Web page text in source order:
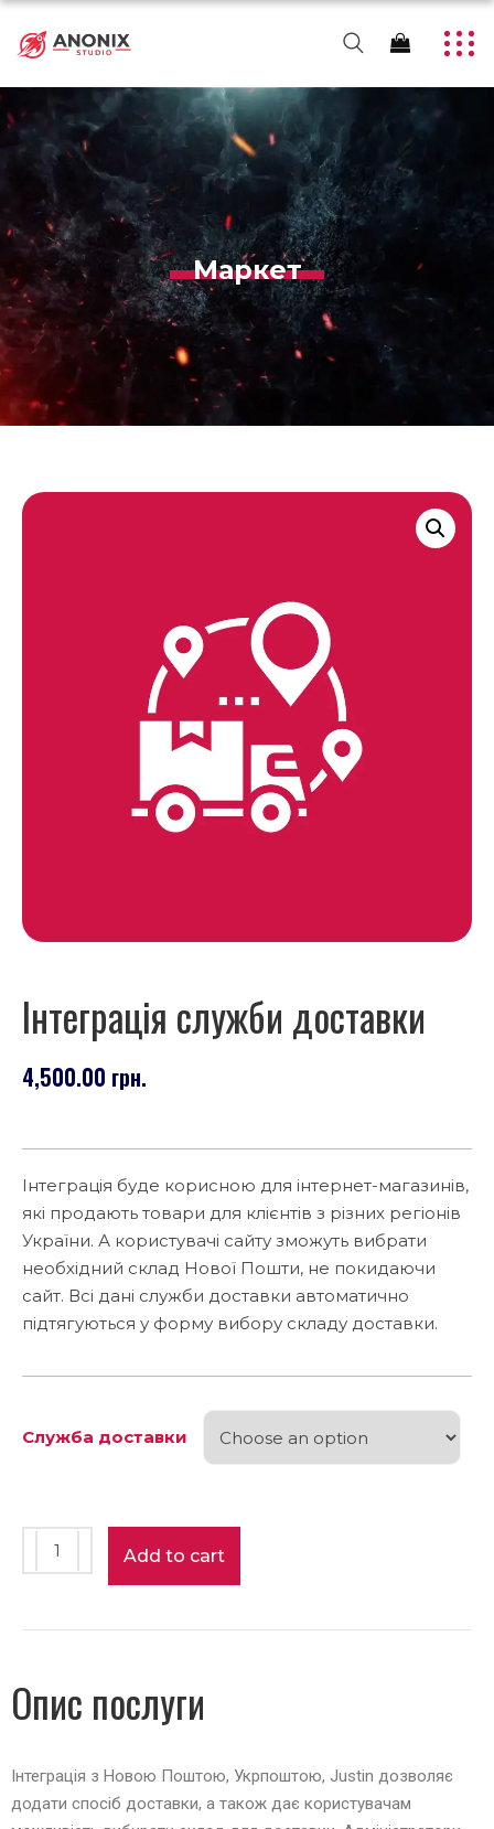
Маркет
Інтеграція служби доставки
4,500.00 грн.
Інтеграція буде корисною для інтернет-магазинів,
які продають товари для клієнтів з різних регіонів
України. А користувачі сайту зможуть вибрати
необхідний склад Нової Пошти, не покидаючи
сайт. Всі дані служби доставки автоматично
підтягуються у форму вибору складу доставки.
Служба доставки
Add to cart
Опис послуги
Інтеграція з Новою Поштою, Укрпоштою, Justin дозволяє
додати спосіб доставки, а також дає користувачам